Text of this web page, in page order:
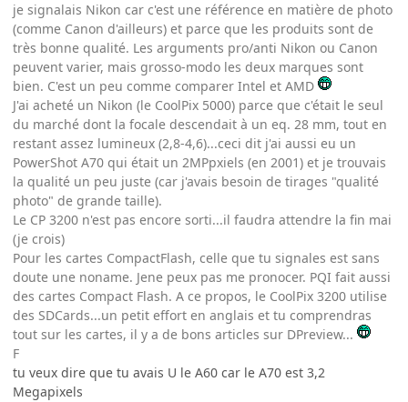
je signalais Nikon car c'est une référence en matière de photo
(comme Canon d'ailleurs) et parce que les produits sont de
très bonne qualité. Les arguments pro/anti Nikon ou Canon
peuvent varier, mais grosso-modo les deux marques sont
bien. C'est un peu comme comparer Intel et AMD
J'ai acheté un Nikon (le CoolPix 5000) parce que c'était le seul
du marché dont la focale descendait à un eq. 28 mm, tout en
restant assez lumineux (2,8-4,6)...ceci dit j'ai aussi eu un
PowerShot A70 qui était un 2MPpxiels (en 2001) et je trouvais
la qualité un peu juste (car j'avais besoin de tirages "qualité
photo" de grande taille).
Le CP 3200 n'est pas encore sorti...il faudra attendre la fin mai
(je crois)
Pour les cartes CompactFlash, celle que tu signales est sans
doute une noname. Jene peux pas me pronocer. PQI fait aussi
des cartes Compact Flash. A ce propos, le CoolPix 3200 utilise
des SDCards...un petit effort en anglais et tu comprendras
tout sur les cartes, il y a de bons articles sur DPreview...
F
tu veux dire que tu avais U le A60 car le A70 est 3,2
Megapixels